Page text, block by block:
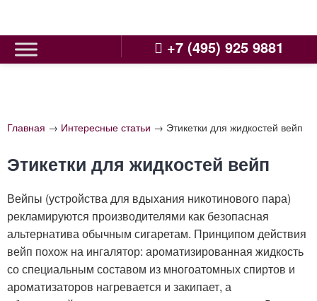
content
+7 (495) 925 9881
Главная → Интересные статьи → Этикетки для жидкостей вейп
Этикетки для жидкостей вейп
Вейпы (устройства для вдыхания никотинового пара)
рекламируются производителями как безопасная
альтернатива обычным сигаретам. Принципом действия
вейп похож на ингалятор: ароматизированная жидкость
со специальным составом из многоатомных спиртов и
ароматизаторов нагревается и закипает, а